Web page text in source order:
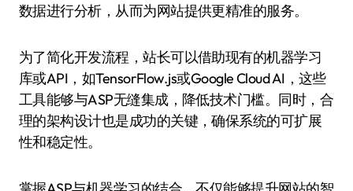
数据进行分析，从而为网站提供更精准的服务。
为了简化开发流程，站长可以借助现有的机器学习
库或API，如TensorFlow.js或Google Cloud AI，这些
工具能够与ASP无缝集成，降低技术门槛。同时，合
理的架构设计也是成功的关键，确保系统的可扩展
性和稳定性。